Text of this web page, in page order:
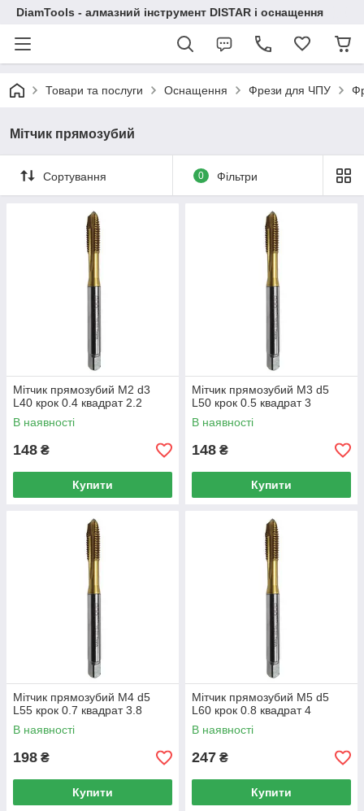
DiamTools - алмазний інструмент DISTAR і оснащення
Товари та послуги Оснащення Фрези для ЧПУ
Мітчик прямозубий
Сортування 0 Фільтри
Мітчик прямозубий M2 d3
L40 крок 0.4 квадрат 2.2
В наявності
148 ₴
Купити
Мітчик прямозубий M3 d5
L50 крок 0.5 квадрат 3
В наявності
148 ₴
Купити
Мітчик прямозубий M4 d5
L55 крок 0.7 квадрат 3.8
В наявності
198 ₴
Купити
Мітчик прямозубий M5 d5
L60 крок 0.8 квадрат 4
В наявності
247 ₴
Купити